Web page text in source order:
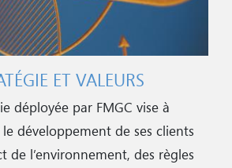
ET VALEURS
déployée par FMGC vise à
développement de ses clients
de l’environnement, des règles